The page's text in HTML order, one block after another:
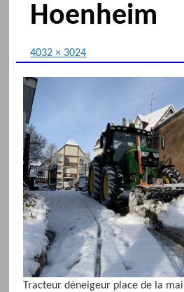
Hoenheim
4032 × 3024
Tracteur déneigeur place de la